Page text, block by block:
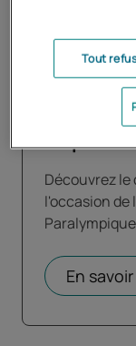
Théo
inspiré
04/04/2024
Découvrez le
l'occasion de
Paralympique
En
Tout